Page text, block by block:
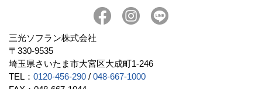
三光ソフランについて (19)
リクルート情報（新卒採用）
リクルート情報（中途採用）
プライバシーポリシー
三光ソフラン株式会社
〒330-9535
埼玉県さいたま市大宮区大成町1-246
TEL： 0120-456-290 / 048-667-1000